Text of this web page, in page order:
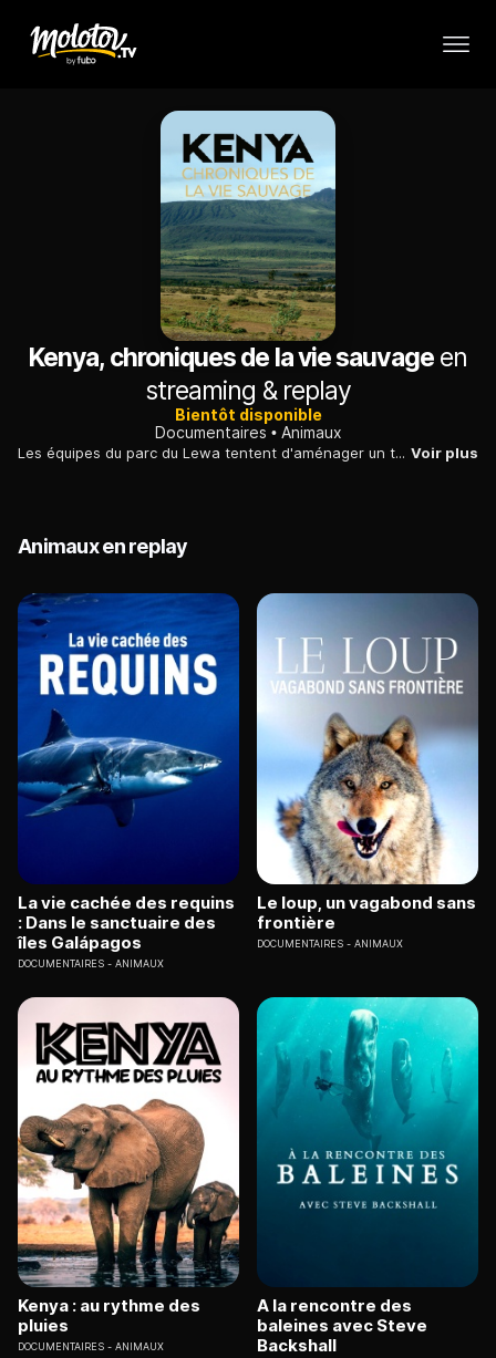
Kenya, chroniques de la vie sauvageen
streaming & replay
Bientôt disponible
Documentaires
Animaux
Les équipes du parc du Lewa tentent d'aménager un territoire pour les éléphants, dont l'espace a peu à peu diminué avec l'augmentation des populations humaines. Voir plus
Animaux en replay
La vie cachée des requins
: Dans le sanctuaire des
îles Galápagos
DOCUMENTAIRES ANIMAUX
Le loup, un vagabond sans
frontière
DOCUMENTAIRES ANIMAUX
Kenya : au rythme des
pluies
DOCUMENTAIRES ANIMAUX
A la rencontre des
baleines avec Steve
Backshall